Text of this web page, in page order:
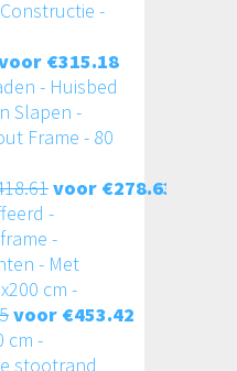
-
€315.18
- Huisbed
Slapen -
Frame - 80
voor €278.63
-
-
- Met
cm -
voor €453.42
cm -
stootrand